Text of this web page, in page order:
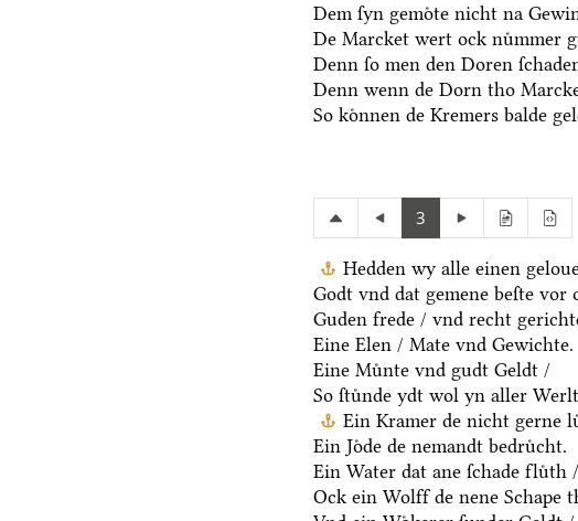
Dem ſyn gemoͤte nicht na
De Marcket wert ock nuͤmmer
Denn ſo men den Doren
Denn wenn de Dorn tho
So koͤnnen de Kremers balde
3
Hedden wy alle einen
Godt vnd dat gemene beſte vor
Guden frede / vnd recht
Eine Elen / Mate vnd Gewichte.
Eine Muͤnte vnd gudt Geldt /
So ſtuͤnde ydt wol yn aller
Ein Kramer de nicht gerne
Ein Joͤde de nemandt bedruͤcht.
Ein Water dat ane ſchade fluͤth /
Ock ein Wolff de nene Schape